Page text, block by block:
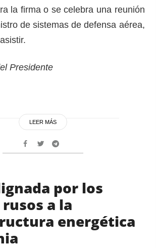
la firma o se celebra una reunión
de sistemas de defensa aérea,
Presidente
LEER MÁS
por los
a la
energética